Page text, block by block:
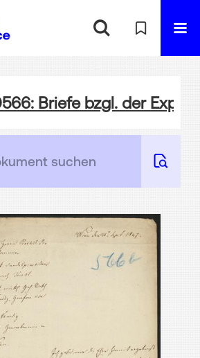
Briefe bzgl. der